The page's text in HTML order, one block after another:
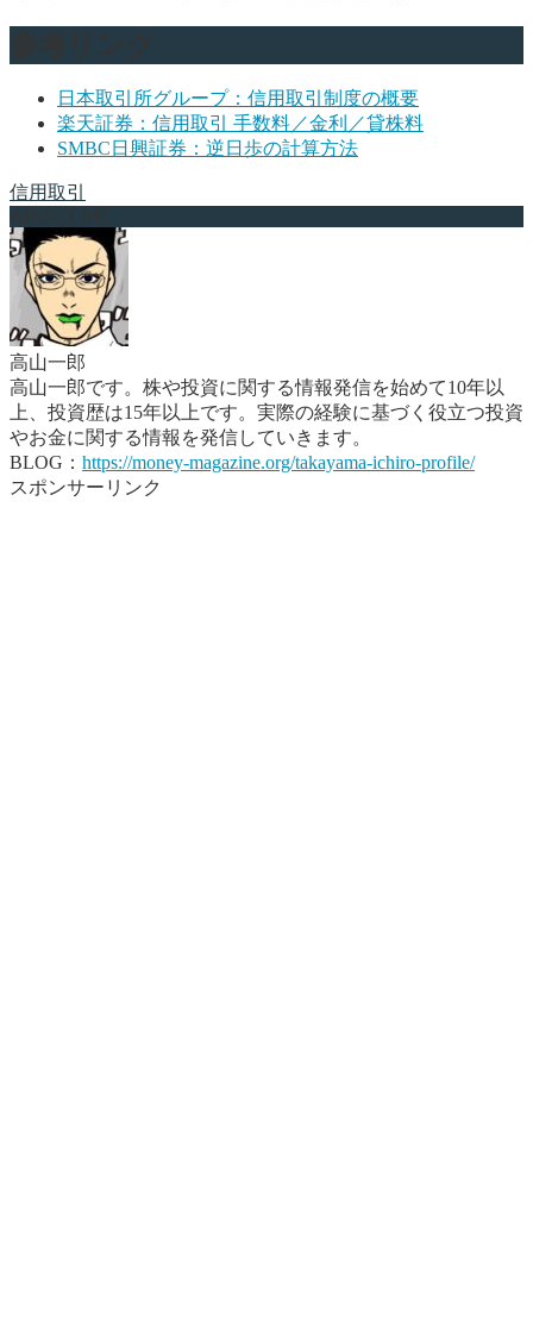
日本取引所グループ：信用取引制度の概要
楽天証券：信用取引 手数料／金利／貸株料
SMBC日興証券：逆日歩の計算方法
信用取引
高山一郎
高山一郎です。株や投資に関する情報発信を始めて10年以
上、投資歴は15年以上です。実際の経験に基づく役立つ投資
やお金に関する情報を発信していきます。
BLOG： https://money-magazine.org/takayama-ichiro-profile/
スポンサーリンク